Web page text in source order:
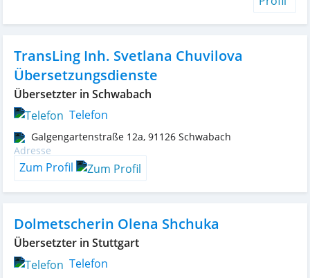
TransLing Inh. Svetlana Chuvilova
Übersetzungsdienste
Übersetzter in Schwabach
Telefon
Galgengartenstraße 12a, 91126 Schwabach
Zum Profil
Dolmetscherin Olena Shchuka
Übersetzter in Stuttgart
Telefon